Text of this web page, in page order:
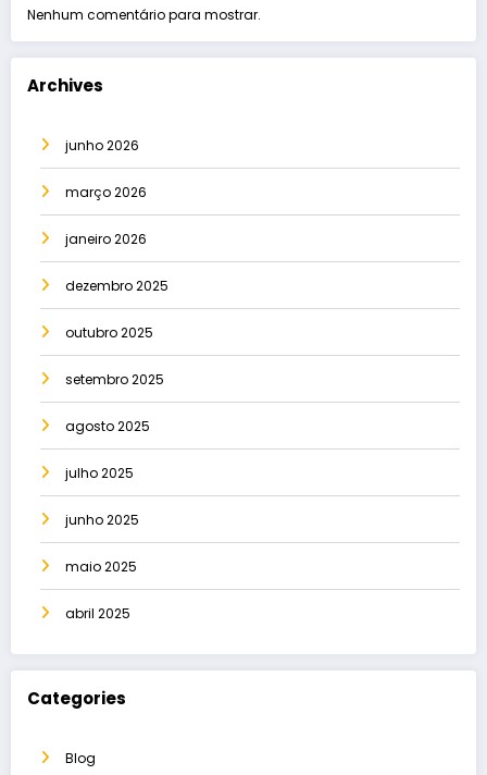
Nenhum comentário para mostrar.
Archives
junho 2026
março 2026
janeiro 2026
dezembro 2025
outubro 2025
setembro 2025
agosto 2025
julho 2025
junho 2025
maio 2025
abril 2025
Categories
Blog